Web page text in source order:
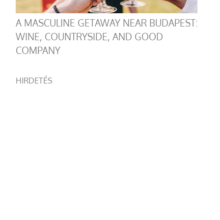
A MASCULINE GETAWAY NEAR BUDAPEST:
WINE, COUNTRYSIDE, AND GOOD
COMPANY
HIRDETÉS